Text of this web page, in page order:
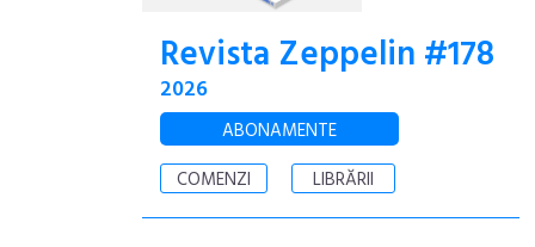
Revista Zeppelin #178
2026
ABONAMENTE
COMENZI
LIBRĂRII